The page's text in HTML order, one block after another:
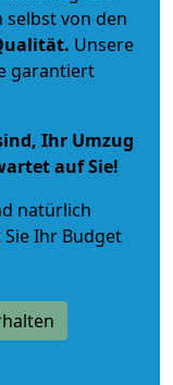
selbst von den
. Unsere
garantiert
Ihr Umzug
auf Sie!
natürlich
Sie Ihr Budget